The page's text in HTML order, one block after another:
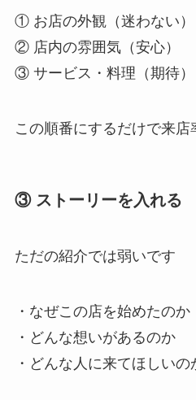
① お店の外観（迷わない）
② 店内の雰囲気（安心）
③ サービス・料理（期待）
この順番にするだけで来店
③ ストーリーを入れる
ただの紹介では弱いです
・なぜこの店を始めたのか
・どんな想いがあるのか
・どんな人に来てほしいの